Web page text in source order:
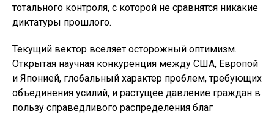
тотального контроля, с которой не сравнятся никакие
диктатуры прошлого.
Текущий вектор вселяет осторожный оптимизм.
Открытая научная конкуренция между США, Европой
и Японией, глобальный характер проблем, требующих
объединения усилий, и растущее давление граждан в
пользу справедливого распределения благ